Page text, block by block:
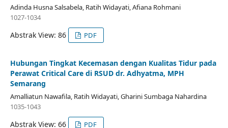
Adinda Husna Salsabela, Ratih Widayati, Afiana Rohmani
1027-1034
Abstrak View: 86 PDF
Hubungan Tingkat Kecemasan dengan Kualitas Tidur pada
Perawat Critical Care di RSUD dr. Adhyatma, MPH
Semarang
Amalliatun Nawafila, Ratih Widayati, Gharini Sumbaga Nahardina
1035-1043
Abstrak View: 66 PDF